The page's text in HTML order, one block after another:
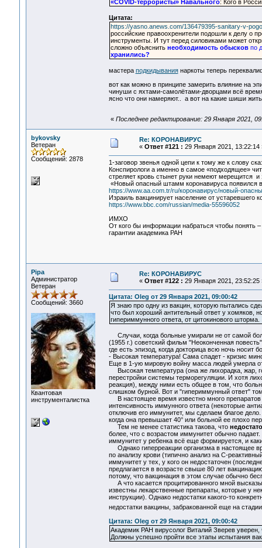
«COVID-террористы» Навального: Кого в
Цитата:
https://yasno.anews.com/136479395-sanitary-v-
российские правоохренители подошли к делу о
инструменты. И тут перед силовиками может
сложно объяснить необходимость обысковпо
хранились?
мастера подкидываниянаркоты теперь
вот как можно в принципе замерить влияние на
чинуши с яхтами-самолётами-дворцами всё
ясно что они намеряют.. а вот на какие шиши
« Последнее редактирование: 29 Января 2021,
bykovsky
Ветеран
Сообщений: 2878
Re: КОРОНАВИРУС
« Ответ #121 : 29 Января 2021, 13:22:14
1-заговор звенья одной цепи к тому же к слову
Конспирологи а именно в самое «подходящее»
стреляет кровь стынет руки немеют мерещится
«Новый опасный штамм коронавируса появился
https://www.aa.com.tr/ru/коронавирус/новый-
Израиль вакцинирует население от устаревшего
https://www.bbc.com/russian/media-55596052
ИМХО
От кого бы информации набраться чтобы понять –
гарантии академика РАН
Pipa
Администратор
Ветеран
Сообщений: 3660
Квантовая
инструменталистка
Re: КОРОНАВИРУС
« Ответ #122 : 29 Января 2021, 23:52:25
Цитата: Oleg от 29 Января 2021, 09:00:42
Я знаю про одну из вакцин, которую пытались
что был хороший антительный ответ у хомяков,
гипериммунного ответа, от цитокинового шторма.
Случаи, когда больные умирали не от самой
(1955 г.) советский фильм "Неоконченная
где есть эпизод, когда докторица всю ночь носит
- Высокая температура! Сама спадет - кризис
Еще в 1-ую мировую войну масса людей умерла
Высокая температура (она же лихорадка, жар,
перестройки системы терморегуляции. И хотя
реакция), между ними есть общее в том, что
слишком бурной. Вот и "гипериммунный ответ"
В настоящее время известно много
интенсивность иммунного ответа (некоторые
отключив его иммунитет, мы сделаем благое
когда она превышает 40° или больной ее плохо
Тем не менее статистика такова, что
более, что с возрастом иммунитет обычно
иммунитет у ребенка всё еще формируется, и
Однако гиперреакции организма в настоящее
по анализу крови (типично анализ на С-
иммунитет у тех, у кого он недостаточен
предлагается в возрасте свыше 80 лет
потому, что вакцинация в этом случае обычно
А что касается процитированного мной
известны лекарственные препараты, которые у
инструкции). Однако недостатки какого-то
недостатки вакцины, забракованной еще на
Цитата: Oleg от 29 Января 2021, 09:00:42
Академик РАН вирусолог Виталий Зверев уверен,
Должны успешно пройти все этапы испытания